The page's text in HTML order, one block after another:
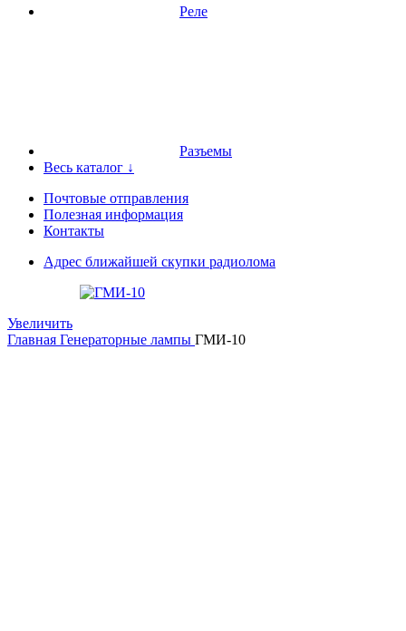
Реле
Разъемы
Весь каталог ↓
Почтовые отправления
Полезная информация
Контакты
Адрес ближайшей скупки радиолома
Увеличить
Главная Генераторные лампы ГМИ-10